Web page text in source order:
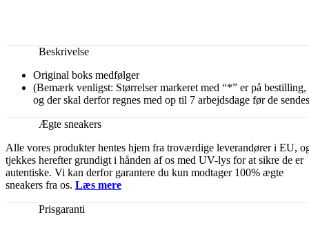
Beskrivelse
Original boks medfølger
(Bemærk venligst: Størrelser markeret med “*” er på bestilling,
og der skal derfor regnes med op til 7 arbejdsdage før de
Ægte sneakers
Alle vores produkter hentes hjem fra troværdige leverandører i EU,
tjekkes herefter grundigt i hånden af os med UV-lys for at sikre de er
autentiske. Vi kan derfor garantere du kun modtager 100% ægte
sneakers fra os. Læs mere
Prisgaranti